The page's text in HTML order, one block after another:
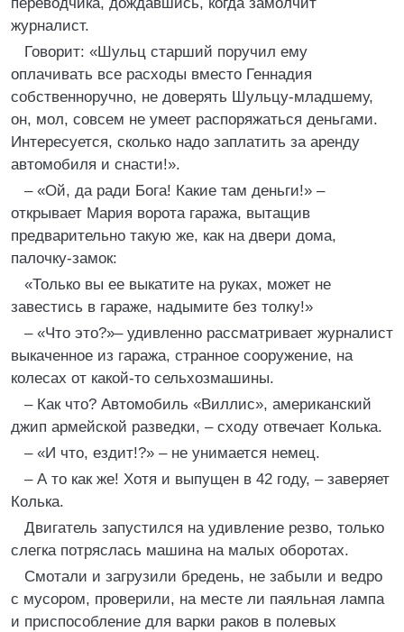
журналист.
Говорит: «Шульц старший поручил ему
оплачивать все расходы вместо Геннадия
собственноручно, не доверять Шульцу-младшему,
он, мол, совсем не умеет распоряжаться деньгами.
Интересуется, сколько надо заплатить за аренду
автомобиля и снасти!».
– «Ой, да ради Бога! Какие там деньги!» –
открывает Мария ворота гаража, вытащив
предварительно такую же, как на двери дома,
палочку-замок:
«Только вы ее выкатите на руках, может не
завестись в гараже, надымите без толку!»
– «Что это?»– удивленно рассматривает журналист
выкаченное из гаража, странное сооружение, на
колесах от какой-то сельхозмашины.
– Как что? Автомобиль «Виллис», американский
джип армейской разведки, – сходу отвечает Колька.
– «И что, ездит!?» – не унимается немец.
– А то как же! Хотя и выпущен в 42 году, – заверяет
Колька.
Двигатель запустился на удивление резво, только
слегка потряслась машина на малых оборотах.
Смотали и загрузили бредень, не забыли и ведро
с мусором, проверили, на месте ли паяльная лампа
и приспособление для варки раков в полевых